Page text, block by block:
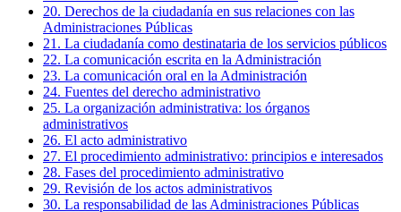
20. Derechos de la ciudadanía en sus relaciones con las
Administraciones Públicas
21 . La ciudadanía como destinataria de los servicios públicos
22. La comunicación escrita en la Administración
23. La comunicación oral en la Administración
24. Fuentes del derecho administrativo
25. La organización administrativa: los órganos
administrativos
26. El acto administrativo
27. El procedimiento administrativo: principios e interesados
28. Fases del procedimiento administrativo
29. Revisión de los actos administrativos
30. La responsabilidad de las Administraciones Públicas